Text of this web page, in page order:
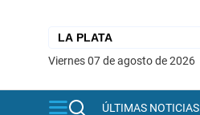
viernes 07 de agosto de 2026
ÚLTIMAS NOTICIAS